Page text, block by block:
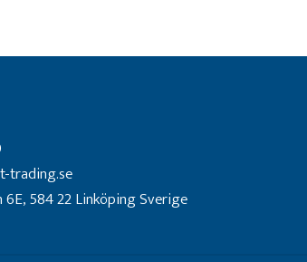
trading.se
6E, 584 22 Linköping Sverige